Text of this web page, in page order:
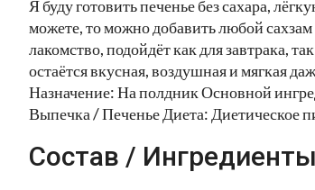
Я буду готовить печенье без сахара,
можете, то можно добавить любой
лакомство, подойдёт как для завтрака,
остаётся вкусная, воздушная и мягкая
Назначение: На полдник Основной
Выпечка / Печенье Диета: Диетическое
Состав /